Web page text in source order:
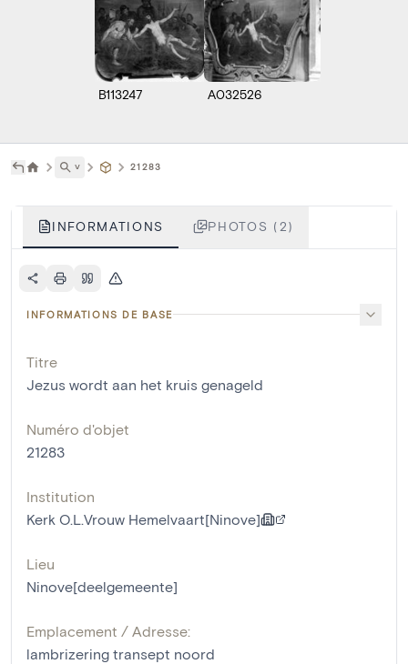
B113247 A032526
˅ 21283
INFORMATIONS PHOTOS (2)
INFORMATIONS DE BASE
Titre
Jezus wordt aan het kruis genageld
Numéro d'objet
21283
Institution
Kerk O.L.Vrouw Hemelvaart[Ninove]
Lieu
Ninove[deelgemeente]
Emplacement / Adresse:
lambrizering transept noord